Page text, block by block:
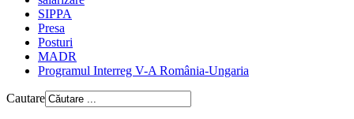
SIPPA
Presa
Posturi
MADR
Programul Interreg V-A România-Ungaria
Cautare